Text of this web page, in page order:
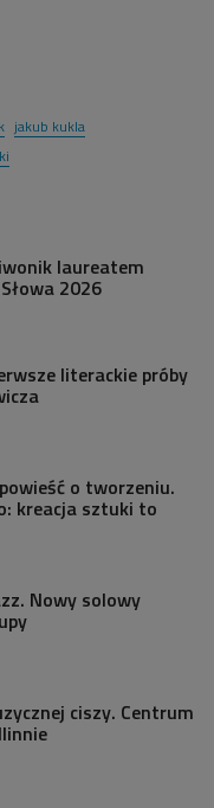
jakub kukla
laureatem
2026
literackie próby
o tworzeniu.
kreacja sztuki to
Nowy solowy
ciszy. Centrum